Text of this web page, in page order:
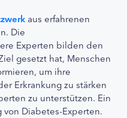
aus erfahrenen
Die
Experten bilden den
gesetzt hat, Menschen
um ihre
Erkrankung zu stärken
zu unterstützen. Ein
Diabetes-Experten.